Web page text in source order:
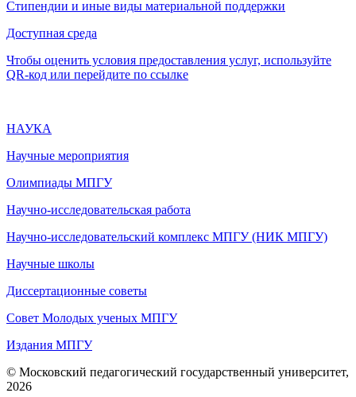
Стипендии и иные виды материальной поддержки
Доступная среда
Чтобы оценить условия предоставления услуг, используйте
QR-код или перейдите по ссылке
НАУКА
Научные мероприятия
Олимпиады МПГУ
Научно-исследовательская работа
Научно-исследовательский комплекс МПГУ (НИК МПГУ)
Научные школы
Диссертационные советы
Совет Молодых ученых МПГУ
Издания МПГУ
© Московский педагогический государственный университет,
2026